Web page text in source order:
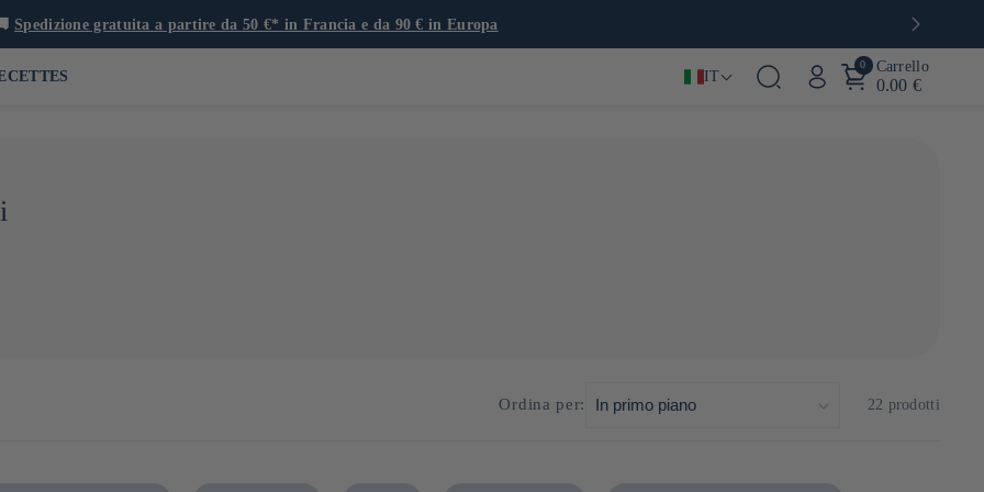
Spedizione gratuita a partire da 50 €* in Francia e da 90 € in Europa
IT
0 Carrello
0.00 €
è un crocevia storico di scambi culturali e culinari. Bagnata dal mare e costellata di isole, gode di un clima mite e di un
Ordina per: 22 prodotti